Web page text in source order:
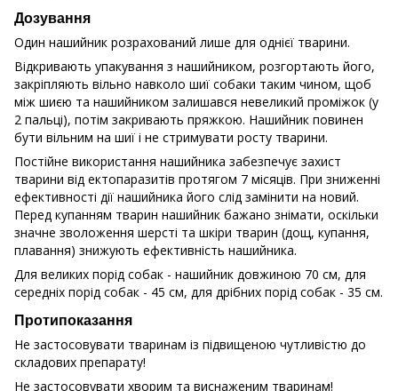
Дозування
Один нашийник розрахований лише для однієї тварини.
Відкривають упакування з нашийником, розгортають його,
закріпляють вільно навколо шиї собаки таким чином, щоб
між шиєю та нашийником залишався невеликий проміжок (у
2 пальці), потім закривають пряжкою. Нашийник повинен
бути вільним на шиї і не стримувати росту тварини.
Постійне використання нашийника забезпечує захист
тварини від ектопаразитів протягом 7 місяців. При зниженні
ефективності дії нашийника його слід замінити на новий.
Перед купанням тварин нашийник бажано знімати, оскільки
значне зволоження шерсті та шкіри тварин (дощ, купання,
плавання) знижують ефективність нашийника.
Для великих порід собак - нашийник довжиною 70 см, для
середніх порід собак - 45 см, для дрібних порід собак - 35 см.
Протипоказання
Не застосовувати тваринам із підвищеною чутливістю до
складових препарату!
Не застосовувати хворим та виснаженим тваринам!